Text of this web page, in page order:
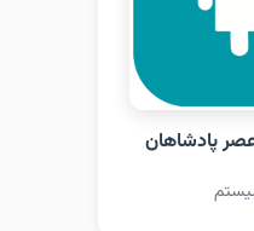
پادشاهان